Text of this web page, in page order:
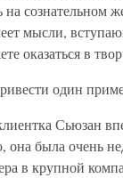
на сознательном
мысли,
оказаться в
один
Сьюзан
она была очень
в крупной